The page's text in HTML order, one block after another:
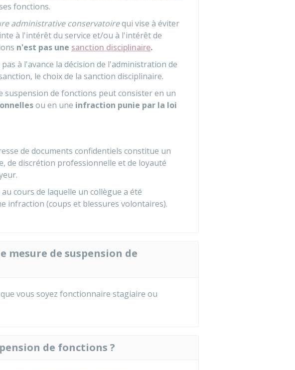
fonctions.
administrativeconservatoirequi vise à éviter
à l'intérêt du service et/ou à l'intérêt de
n'est pas une sanction disciplinaire.
à l'avance la décision de l'administration de
le choix de la sanction disciplinaire.
de fonctions peut consister en un
ou en une infraction punie par la loi
de documents confidentiels constitue un
de discrétion professionnelle et de loyauté
cours de laquelle un collègue a été
infraction (coups et blessures volontaires).
mesure de suspension de
vous soyez fonctionnaire stagiaire ou
de fonctions ?